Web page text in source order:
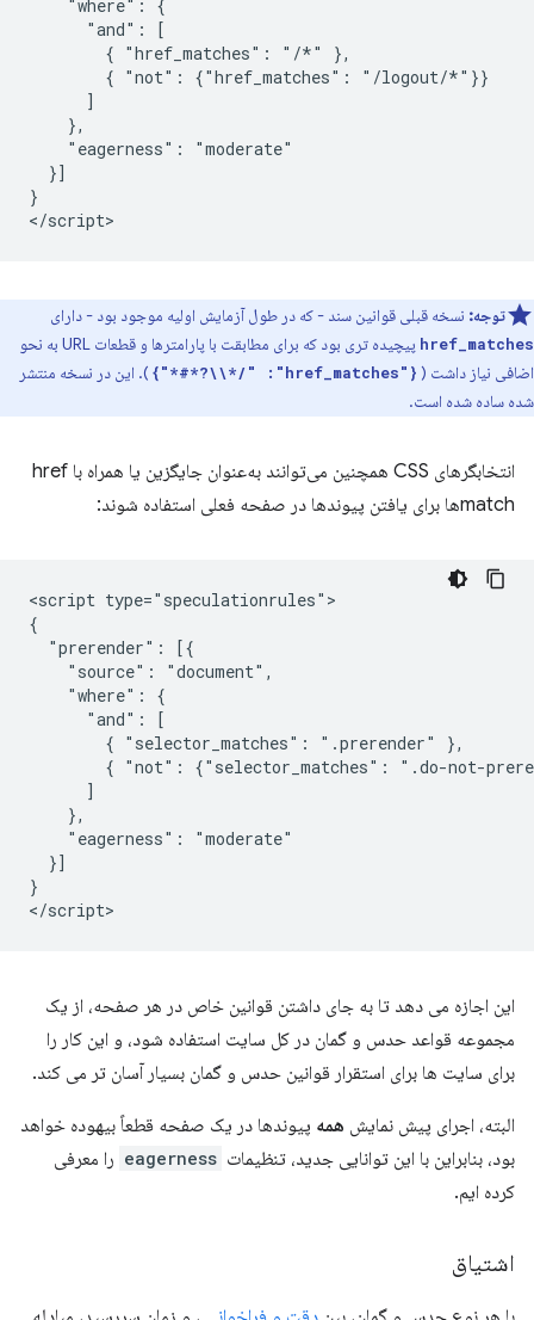
    "where": {
      "and": [
        { "href_matches": "/*" },
        { "not": {"href_matches": "/logout/*"}}
      ]
    },
    "eagerness": "moderate"
  }]
}
توجه: نسخه قبلی قوانین سند - که در طول آزمایش اولیه موجود بود - دارای
href_matches
پیچیده تری بود که برای مطابقت با پارامترها و قطعات URL به نحو
اضافی نیاز داشت ( {"href_matches": "/*\\?*#*"}
). این در نسخه منتشر
شده ساده شده است.
انتخابگرهای CSS همچنین می‌توانند به‌عنوان جایگزین یا همراه با href
match‌ها برای یافتن پیوندها در صفحه فعلی استفاده شوند:
<script type="speculationrules">
{
  "prerender": [{
    "source": "document",
    "where": {
      "and": [
        { "selector_matches": ".prerender" },
{ "not": {"selector_matches": ".do-not-
      ]
    },
    "eagerness": "moderate"
  }]
}
این اجازه می دهد تا به جای داشتن قوانین خاص در هر صفحه، از یک
مجموعه قواعد حدس و گمان در کل سایت استفاده شود، و این کار را
برای سایت ها برای استقرار قوانین حدس و گمان بسیار آسان تر می کند.
البته، اجرای پیش نمایش همه پیوندها در یک صفحه قطعاً بیهوده خواهد
بود، بنابراین با این توانایی جدید، تنظیمات eagerness را معرفی
کرده ایم.
اشتیاق